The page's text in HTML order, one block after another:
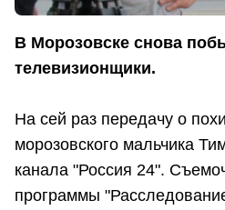
В Морозовске снова
телевизионщики.
На сей раз передачу о
морозовского мальчика
канала "Россия 24".
программы